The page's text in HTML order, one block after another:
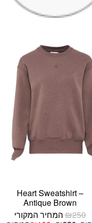
Heart Sweatshirt –
Antique Brown
₪250
המחיר המקורי